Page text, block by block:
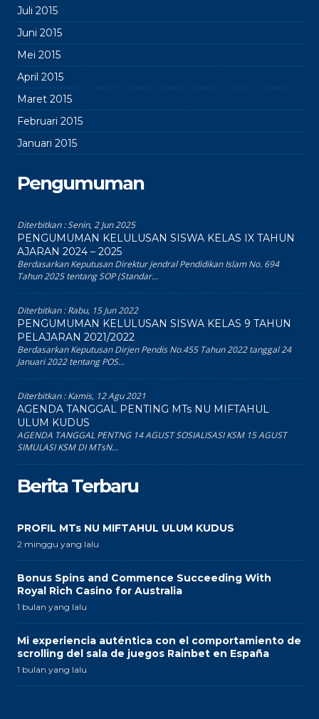
Juli 2015
Juni 2015
Mei 2015
April 2015
Maret 2015
Februari 2015
Januari 2015
Pengumuman
Diterbitkan :Senin, 2 Jun 2025
PENGUMUMAN KELULUSAN SISWA KELAS IX TAHUN
AJARAN 2024 – 2025
Berdasarkan Keputusan Direktur jendral Pendidikan Islam No. 694
Tahun 2025 tentang SOP (Standar...
Diterbitkan :Rabu, 15 Jun 2022
PENGUMUMAN KELULUSAN SISWA KELAS 9 TAHUN
PELAJARAN 2021/2022
Berdasarkan Keputusan Dirjen Pendis No.455 Tahun 2022 tanggal 24
Januari 2022 tentang POS...
Diterbitkan :Kamis, 12 Agu 2021
AGENDA TANGGAL PENTING MTs NU MIFTAHUL
ULUM KUDUS
AGENDA TANGGAL PENTNG 14 AGUST SOSIALISASI KSM 15 AGUST
SIMULASI KSM DI MTsN...
Berita Terbaru
PROFIL MTs NU MIFTAHUL ULUM KUDUS
2 minggu yang lalu
Bonus Spins and Commence Succeeding With
Royal Rich Casino for Australia
1 bulan yang lalu
Mi experiencia auténtica con el comportamiento de
scrolling del sala de juegos Rainbet en España
1 bulan yang lalu